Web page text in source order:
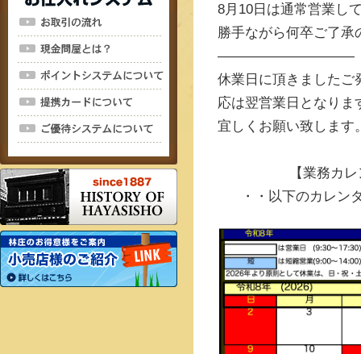
8月10日は通常営業し
勝手ながら何卒ご了承
——————————
休業日に頂きましたご
応は翌営業日となりま
宜しくお願い致します
【業務カ
・・以下のカレン